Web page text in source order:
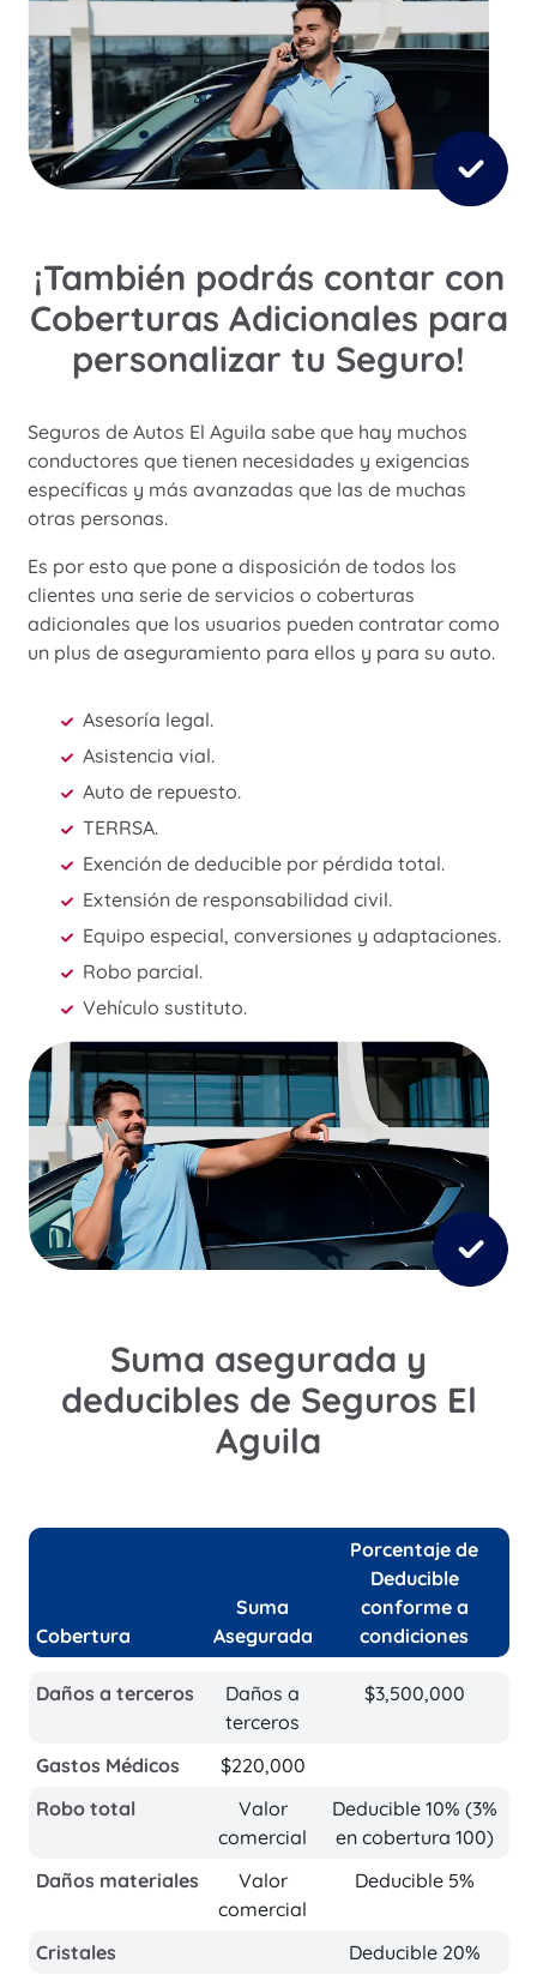
¡También podrás contar con
Coberturas Adicionales para
personalizar tu Seguro!
Seguros de Autos El Aguila sabe que hay muchos
conductores que tienen necesidades y exigencias
específicas y más avanzadas que las de muchas
otras personas.
Es por esto que pone a disposición de todos los
clientes una serie de servicios o coberturas
adicionales que los usuarios pueden contratar como
un plus de aseguramiento para ellos y para su auto.
Asesoría legal.
Asistencia vial.
Auto de repuesto.
TERRSA.
Exención de deducible por pérdida total.
Extensión de responsabilidad civil.
Equipo especial, conversiones y adaptaciones.
Robo parcial.
Vehículo sustituto.
Suma asegurada y
deducibles de Seguros El
Aguila
Cobertura
Suma
Asegurada
Porcentaje de
Deducible
conforme a
condiciones
Daños a terceros
Daños a
terceros
$3,500,000
Gastos Médicos
$220,000
Robo total
Valor
comercial
Deducible 10% (3%
en cobertura 100)
Daños materiales
Valor
comercial
Deducible 5%
Cristales Deducible 20%